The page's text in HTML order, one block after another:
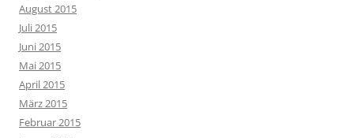
August 2015
Juli 2015
Juni 2015
Mai 2015
April 2015
März 2015
Februar 2015